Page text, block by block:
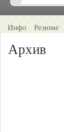
Инфо Резюме
Архив